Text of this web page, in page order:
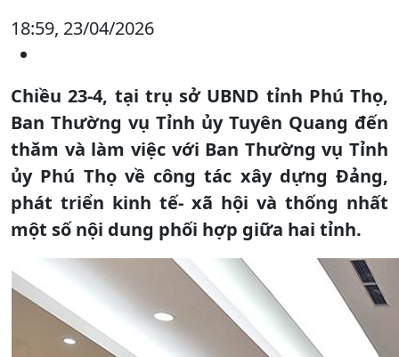
18:59, 23/04/2026
Chiều 23-4, tại trụ sở UBND tỉnh Phú Thọ,
Ban Thường vụ Tỉnh ủy Tuyên Quang đến
thăm và làm việc với Ban Thường vụ Tỉnh
ủy Phú Thọ về công tác xây dựng Đảng,
phát triển kinh tế- xã hội và thống nhất
một số nội dung phối hợp giữa hai tỉnh.